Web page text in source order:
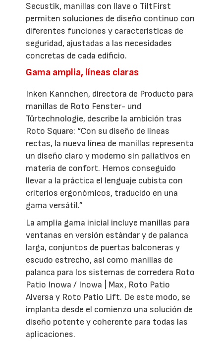
Secustik, manillas con llave o TiltFirst
permiten soluciones de diseño continuo con
diferentes funciones y características de
seguridad, ajustadas a las necesidades
concretas de cada edificio.
Gama amplia, líneas claras
Inken Kannchen, directora de Producto para
manillas de Roto Fenster- und
Türtechnologie, describe la ambición tras
Roto Square: “Con su diseño de líneas
rectas, la nueva línea de manillas representa
un diseño claro y moderno sin paliativos en
materia de confort. Hemos conseguido
llevar a la práctica el lenguaje cubista con
criterios ergonómicos, traducido en una
gama versátil.”
La amplia gama inicial incluye manillas para
ventanas en versión estándar y de palanca
larga, conjuntos de puertas balconeras y
escudo estrecho, así como manillas de
palanca para los sistemas de corredera Roto
Patio Inowa / Inowa | Max, Roto Patio
Alversa y Roto Patio Lift. De este modo, se
implanta desde el comienzo una solución de
diseño potente y coherente para todas las
aplicaciones.